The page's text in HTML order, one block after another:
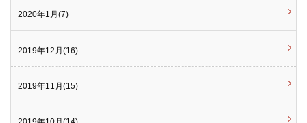
2020年1月(7)
2019年12月(16)
2019年11月(15)